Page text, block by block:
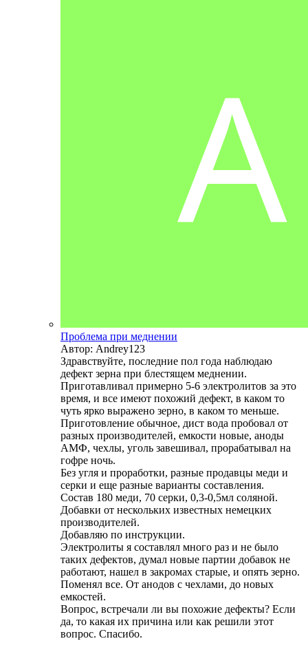
Проблема при меднении
Автор: Andrey123
Здравствуйте, последние пол года наблюдаю
дефект зерна при блестящем меднении.
Приготавливал примерно 5-6 электролитов за это
время, и все имеют похожий дефект, в каком то
чуть ярко выражено зерно, в каком то меньше.
Приготовление обычное, дист вода пробовал от
разных производителей, емкости новые, аноды
АМФ, чехлы, уголь завешивал, прорабатывал на
гофре ночь.
Без угля и проработки, разные продавцы меди и
серки и еще разные варианты составления.
Состав 180 меди, 70 серки, 0,3-0,5мл соляной.
Добавки от нескольких известных немецких
производителей.
Добавляю по инструкции.
Электролиты я составлял много раз и не было
таких дефектов, думал новые партии добавок не
работают, нашел в закромах старые, и опять зерно.
Поменял все. От анодов с чехлами, до новых
емкостей.
Вопрос, встречали ли вы похожие дефекты? Если
да, то какая их причина или как решили этот
вопрос. Спасибо.